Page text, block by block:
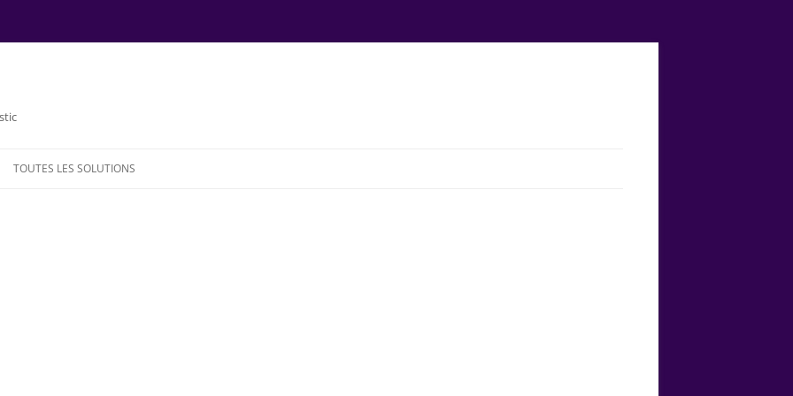
TOUTES LES SOLUTIONS